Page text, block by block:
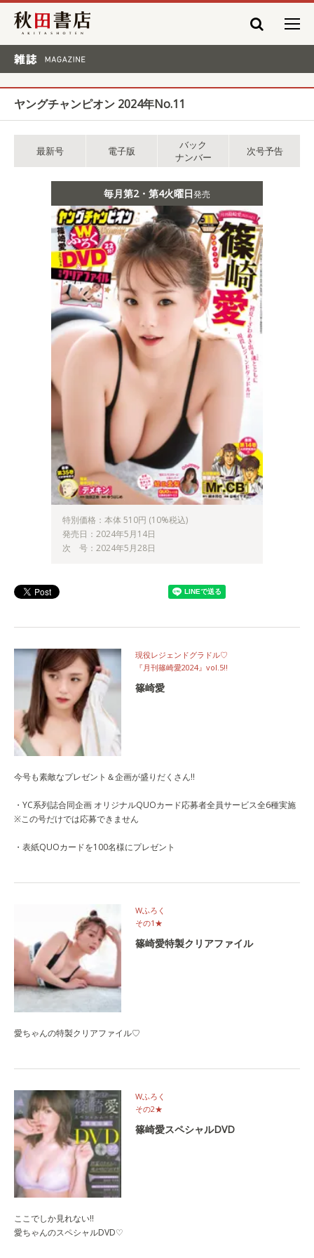
秋田書店
ヤングチャンピオン 2024年No.11
最新号 電子版
バック
ナンバー
次号予告
毎月第2・第4火曜日発売
特別価格：本体 510円 (10%税込)
発売日：2024年5月14日
次 号：2024年5月28日
現役レジェンドグラドル♡
『月刊篠崎愛2024』vol.5‼
篠崎愛
今号も素敵なプレゼント＆企画が盛りだくさん!!
・YC系列誌合同企画 オリジナルQUOカード応募者全員サービス全6種実施
※この号だけでは応募できません
・表紙QUOカードを100名様にプレゼント
Wふろく
その1★
篠崎愛特製クリアファイル
愛ちゃんの特製クリアファイル♡
Wふろく
その2★
篠崎愛スペシャルDVD
ここでしか見れない‼
愛ちゃんのスペシャルDVD♡